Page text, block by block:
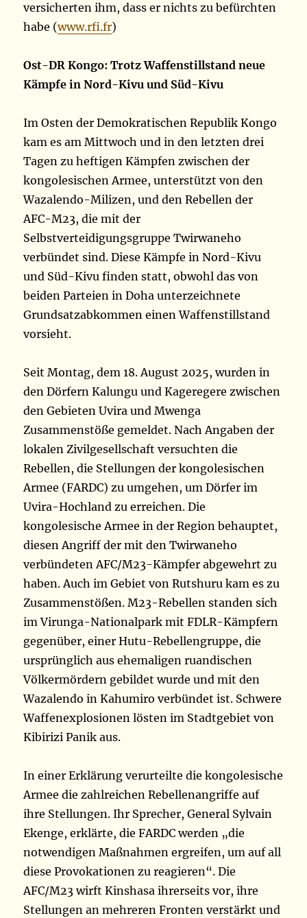
versicherten ihm, dass er nichts zu befürchten
habe (www.rfi.fr)
Ost-DR Kongo: Trotz Waffenstillstand neue
Kämpfe in Nord-Kivu und Süd-Kivu
Im Osten der Demokratischen Republik Kongo
kam es am Mittwoch und in den letzten drei
Tagen zu heftigen Kämpfen zwischen der
kongolesischen Armee, unterstützt von den
Wazalendo-Milizen, und den Rebellen der
AFC-M23, die mit der
Selbstverteidigungsgruppe Twirwaneho
verbündet sind. Diese Kämpfe in Nord-Kivu
und Süd-Kivu finden statt, obwohl das von
beiden Parteien in Doha unterzeichnete
Grundsatzabkommen einen Waffenstillstand
vorsieht.
Seit Montag, dem 18. August 2025, wurden in
den Dörfern Kalungu und Kageregere zwischen
den Gebieten Uvira und Mwenga
Zusammenstöße gemeldet. Nach Angaben der
lokalen Zivilgesellschaft versuchten die
Rebellen, die Stellungen der kongolesischen
Armee (FARDC) zu umgehen, um Dörfer im
Uvira-Hochland zu erreichen. Die
kongolesische Armee in der Region behauptet,
diesen Angriff der mit den Twirwaneho
verbündeten AFC/M23-Kämpfer abgewehrt zu
haben. Auch im Gebiet von Rutshuru kam es zu
Zusammenstößen. M23-Rebellen standen sich
im Virunga-Nationalpark mit FDLR-Kämpfern
gegenüber, einer Hutu-Rebellengruppe, die
ursprünglich aus ehemaligen ruandischen
Völkermördern gebildet wurde und mit den
Wazalendo in Kahumiro verbündet ist. Schwere
Waffenexplosionen lösten im Stadtgebiet von
Kibirizi Panik aus.
In einer Erklärung verurteilte die kongolesische
Armee die zahlreichen Rebellenangriffe auf
ihre Stellungen. Ihr Sprecher, General Sylvain
Ekenge, erklärte, die FARDC werden „die
notwendigen Maßnahmen ergreifen, um auf all
diese Provokationen zu reagieren“. Die
AFC/M23 wirft Kinshasa ihrerseits vor, ihre
Stellungen an mehreren Fronten verstärkt und